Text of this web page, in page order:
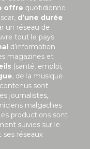
offre quotidienne
d’une durée
un réseau de
tout le pays.
d’information
magazines et
(santé, emploi,
, de la musique
sont
journalistes,
malgaches
productions sont
suivies sur le
réseaux